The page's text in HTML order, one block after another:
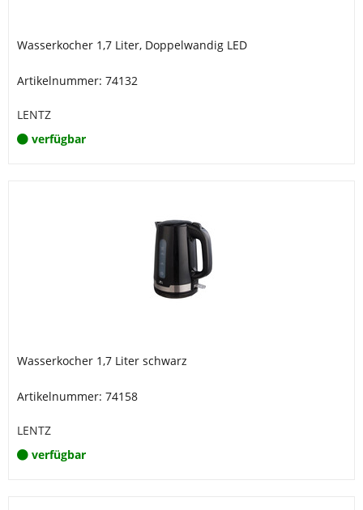
Wasserkocher 1,7 Liter, Doppelwandig LED
Artikelnummer: 74132
LENTZ
verfügbar
Wasserkocher 1,7 Liter schwarz
Artikelnummer: 74158
LENTZ
verfügbar